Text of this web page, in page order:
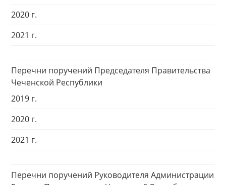
2020 г.
2021 г.
Перечни поручений Председателя Правительства
Чеченской Республики
2019 г.
2020 г.
2021 г.
Перечни поручений Руководителя Администрации